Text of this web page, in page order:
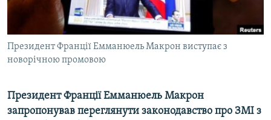
УКРАЇНСЬКА ПРОБЛЕМА КРИМУ
ІНФОГРАФІКА
Президент Франції Емманюель Макрон виступає з
новорічною промовою
Президент Франції Емманюель Макрон
запропонував переглянути законодавство про ЗМІ з